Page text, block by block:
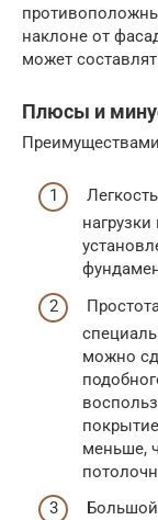
наклоне от
может
Плюсы и
можно
меньше,